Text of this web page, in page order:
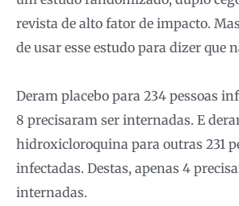
revista de alto fator de impacto.
de usar esse estudo para dizer que
Deram placebo para 234 pessoas
8 precisaram ser internadas. E
hidroxicloroquina para outras 231
infectadas. Destas, apenas 4
internadas.